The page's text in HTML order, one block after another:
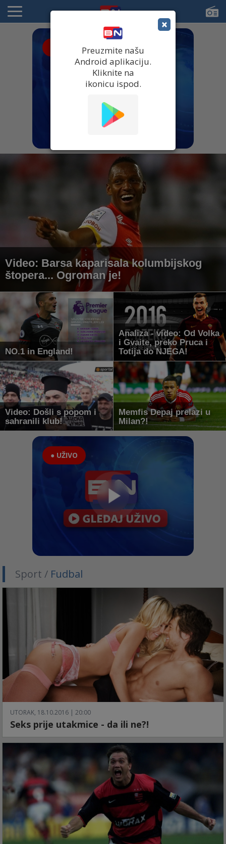
Video: Barsa kaparisala kolumbijskog
štopera... Ogroman je!
NO.1 in England!
Analiza - video: Od Volka
i Gvaite, preko Pruca i
Totija do NJEGA!
Video: Došli s popom i
sahranili klub!
Memfis Depaj prelazi u
Milan?!
● UŽIVO
Sport / Fudbal
UTORAK, 18.10.2016 | 20:00
Seks prije utakmice - da ili ne?!
×
Preuzmite našu
Android aplikaciju.
Kliknite na
ikonicu ispod.